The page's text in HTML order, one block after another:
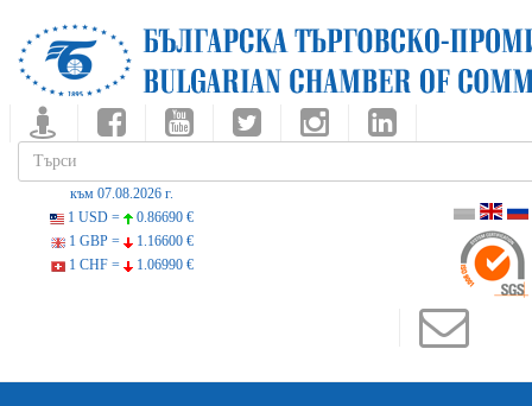
към 07.08.2026 г.
1 USD =
0.86690 €
1 GBP =
1.16600 €
1 CHF =
1.06990 €